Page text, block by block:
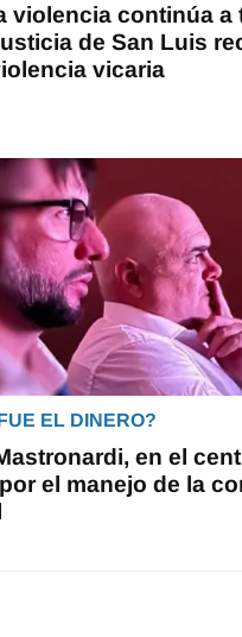
violencia continúa a
de San Luis
vicaria
EL DINERO?
en el
el manejo de la